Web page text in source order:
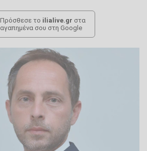
Πρόσθεσε το ilialive.gr στα
αγαπημένα σου στη Google